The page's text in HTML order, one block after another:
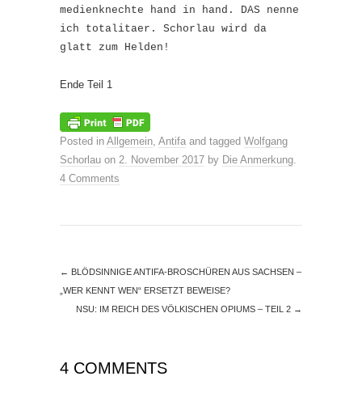
medienknechte hand in hand. DAS nenne
ich totalitaer. Schorlau wird da
glatt zum Helden!
Ende Teil 1
Posted in Allgemein, Antifa and tagged Wolfgang
Schorlau on 2. November 2017 by Die Anmerkung.
4 Comments
← BLÖDSINNIGE ANTIFA-BROSCHÜREN AUS SACHSEN –
„WER KENNT WEN“ ERSETZT BEWEISE?
NSU: IM REICH DES VÖLKISCHEN OPIUMS – TEIL 2 →
4 COMMENTS